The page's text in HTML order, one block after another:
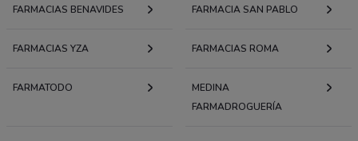
FARMACIAS BENAVIDES FARMACIA SAN PABLO
FARMACIAS YZA FARMACIAS ROMA
FARMATODO
MEDINA
FARMADROGUERÍA